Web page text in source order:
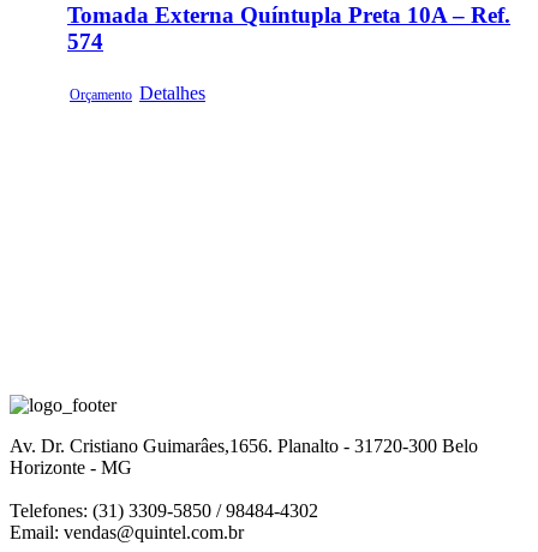
Tomada Externa Quíntupla Preta 10A – Ref.
574
Orçamento Detalhes
Av. Dr. Cristiano Guimarâes,1656. Planalto - 31720-300 Belo
Horizonte - MG
Telefones: (31) 3309-5850 / 98484-4302
Email: vendas@quintel.com.br